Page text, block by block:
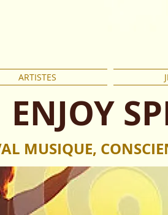
ARTISTES
ENJOY
MUSIQUE,